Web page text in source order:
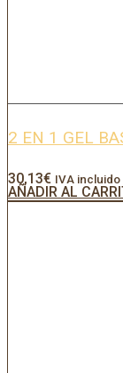
2 EN 1 GEL
30,13€ IVA incluido
AÑADIR AL